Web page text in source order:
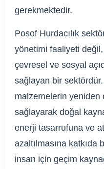
gerekmektedir.
Posof Hurdacılık
yönetimi faaliyeti
çevresel ve sosyal
sağlayan bir
malzemelerin yeniden
sağlayarak doğal
enerji tasarrufuna ve
azaltılmasına katkıda
insan için geçim